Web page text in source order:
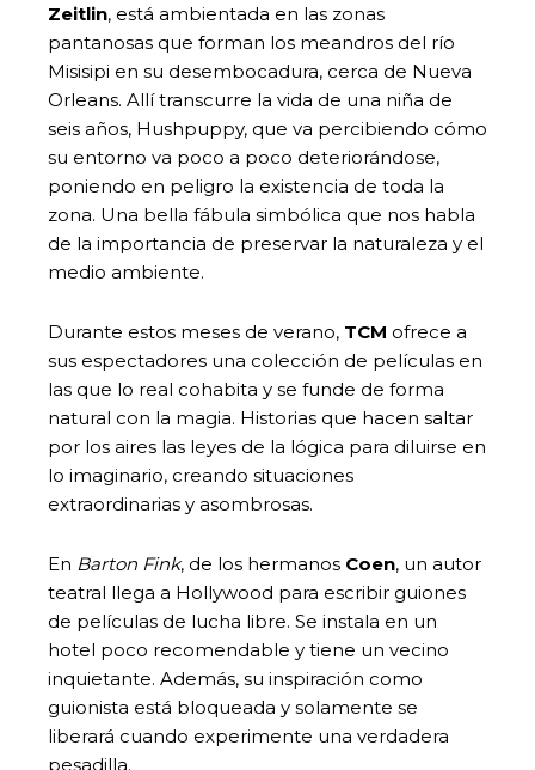
Zeitlin, está ambientada en las zonas
pantanosas que forman los meandros del río
Misisipi en su desembocadura, cerca de Nueva
Orleans. Allí transcurre la vida de una niña de
seis años, Hushpuppy, que va percibiendo cómo
su entorno va poco a poco deteriorándose,
poniendo en peligro la existencia de toda la
zona. Una bella fábula simbólica que nos habla
de la importancia de preservar la naturaleza y el
medio ambiente.
Durante estos meses de verano, TCM ofrece a
sus espectadores una colección de películas en
las que lo real cohabita y se funde de forma
natural con la magia. Historias que hacen saltar
por los aires las leyes de la lógica para diluirse en
lo imaginario, creando situaciones
extraordinarias y asombrosas.
En Barton Fink, de los hermanos Coen, un autor
teatral llega a Hollywood para escribir guiones
de películas de lucha libre. Se instala en un
hotel poco recomendable y tiene un vecino
inquietante. Además, su inspiración como
guionista está bloqueada y solamente se
liberará cuando experimente una verdadera
pesadilla.